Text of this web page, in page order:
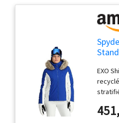
EXO
(80 g)